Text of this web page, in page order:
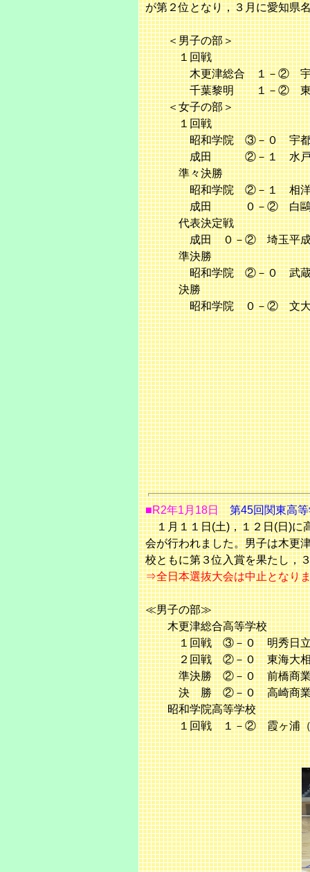
が第２位となり，３月に愛知県
＜男子
１
木更津総合 １－② 宇
千葉黎明 １－② 東海
＜女子の部＞
１回戦
昭和学院 ③－０ 宇都宮
成田 ②－１ 水戸女子
準々決勝
昭和学院 ②－１ 相洋（
成田 ０－② 白鷗大足
代表決定戦
成田 ０－② 埼玉平成（
準決勝
昭和学院 ②－０ 武蔵野
決勝
昭和学院 ０－② 文大杉
■R2年1月18日
第45回関東高
１月１１日(土)，１２日(日)に
会が行われました。男子は木更
校ともに第３位入賞を果たし，
⇒全日本選抜大会は中止となり
≪男子の部
木更津総合高等
１回戦 ③－０ 明秀日立
２回戦 ②－０ 東海大相
準決勝 ②－０ 前橋商業
決 勝 ②－０ 高崎商業
昭和学院高等学
１回戦 １－② 霞ヶ浦
準決勝 １